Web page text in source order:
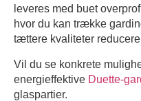
leveres med buet
hvor du kan trække
tættere kvaliteter
Vil du se konkrete
energieffektive Duette-
glaspartier.